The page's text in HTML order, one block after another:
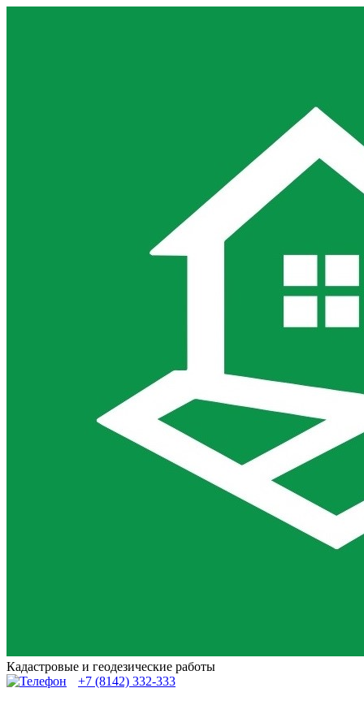
Кадастровые и геодезические работы
+7 (8142) 332-333